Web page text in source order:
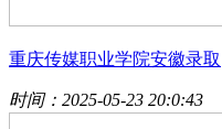
重庆传媒职业学院安徽录取
时间：2025-05-23 20:0:43